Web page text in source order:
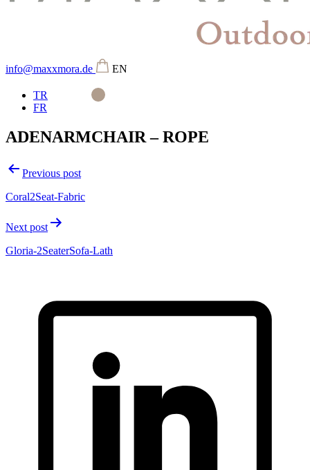
info@maxxmora.de EN
TR
FR
ADENARMCHAIR – ROPE
Beitragsnavigation
Previous post
Coral2Seat-Fabric
Next post
Gloria-2SeaterSofa-Lath